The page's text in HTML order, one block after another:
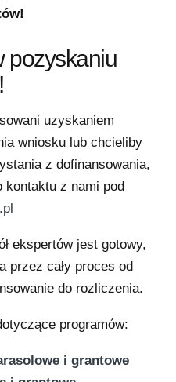
pozyskaniu
uzyskaniem
wniosku lub chcieliby
z dofinansowania,
kontaktu z nami pod
ekspertów jest gotowy,
przez cały proces od
do rozliczenia.
programów:
i grantowe